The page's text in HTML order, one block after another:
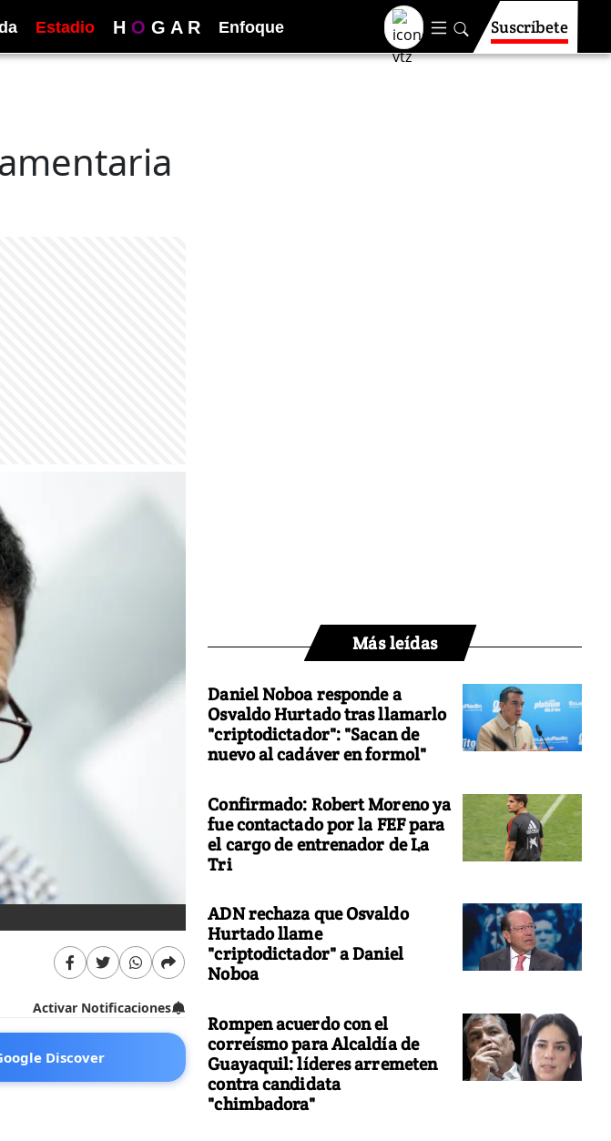
Estadio H O G A R Enfoque Suscríbete
Activar Notificaciones
Discover
Más leídas
Daniel Noboa responde a
Osvaldo Hurtado tras llamarlo
"criptodictador": "Sacan de
nuevo al cadáver en formol"
Confirmado: Robert Moreno ya
fue contactado por la FEF para
el cargo de entrenador de La
Tri
ADN rechaza que Osvaldo
Hurtado llame
"criptodictador" a Daniel
Noboa
Rompen acuerdo con el
correísmo para Alcaldía de
Guayaquil: líderes arremeten
contra candidata
"chimbadora"